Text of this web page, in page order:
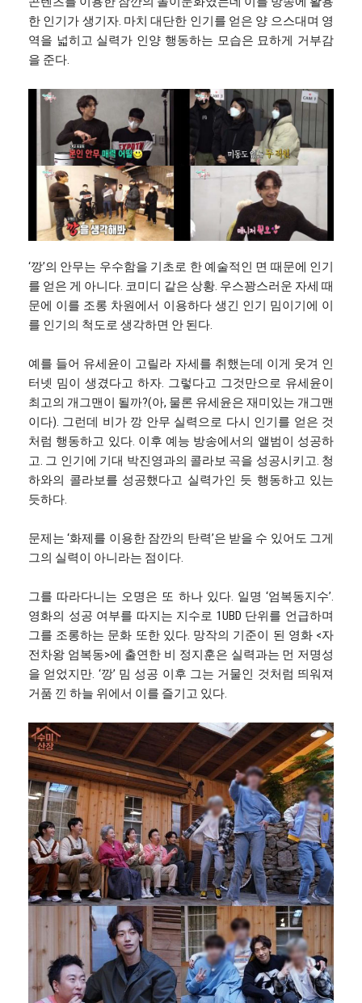
한 인기가 생기자. 마치 대단한 인기를 얻은 양 으스대며 영
역을 넓히고 실력가 인양 행동하는 모습은 묘하게 거부감
을 준다.
‘깡’의 안무는 우수함을 기초로 한 예술적인 면 때문에 인기
를 얻은 게 아니다. 코미디 같은 상황. 우스꽝스러운 자세 때
문에 이를 조롱 차원에서 이용하다 생긴 인기 밈이기에 이
를 인기의 척도로 생각하면 안 된다.
예를 들어 유세윤이 고릴라 자세를 취했는데 이게 웃겨 인
터넷 밈이 생겼다고 하자. 그렇다고 그것만으로 유세윤이
최고의 개그맨이 될까?(아, 물론 유세윤은 재미있는 개그맨
이다). 그런데 비가 깡 안무 실력으로 다시 인기를 얻은 것
처럼 행동하고 있다. 이후 예능 방송에서의 앨범이 성공하
고. 그 인기에 기대 박진영과의 콜라보 곡을 성공시키고. 청
하와의 콜라보를 성공했다고 실력가인 듯 행동하고 있는
듯하다.
문제는 ‘화제를 이용한 잠깐의 탄력’은 받을 수 있어도 그게
그의 실력이 아니라는 점이다.
그를 따라다니는 오명은 또 하나 있다. 일명 ‘엄복동지수’.
영화의 성공 여부를 따지는 지수로 1UBD 단위를 언급하며
그를 조롱하는 문화 또한 있다. 망작의 기준이 된 영화 <자
전차왕 엄복동>에 출연한 비 정지훈은 실력과는 먼 저명성
을 얻었지만. ‘깡’ 밈 성공 이후 그는 거물인 것처럼 띄워져
거품 낀 하늘 위에서 이를 즐기고 있다.